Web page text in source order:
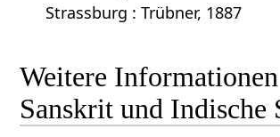
Strassburg : Trübner, 1887
Weitere
Sanskrit und Indische